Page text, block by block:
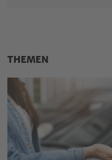
THEMEN
Themen